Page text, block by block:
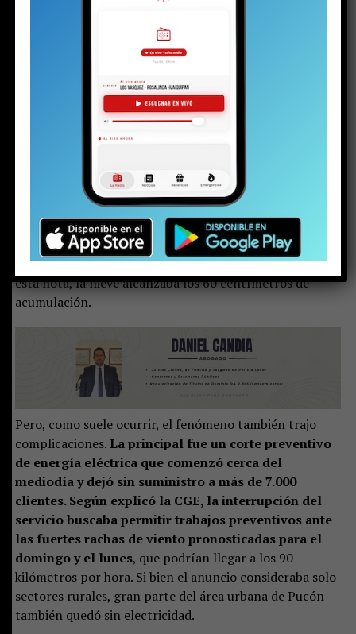
Hasta 60 centímetros de nieve se acumulan en
los sectores altos de la comuna. Para el
domingo y el lunes, el puelche aparece como
la principal amenaza, con ráfagas que podrían
alcanzar los 90 kilómetros por hora.
(Apoya el periodismo local e independiente
El aviso de nevada del pronóstico se cumplió.
fenómeno climático comenzó la tarde del viernes, se
intensificó durante la madrugada del sábado y, ya
por la mañana, el manto blanco cubría gran parte
del Pucón rural.En los sectores más altos, al cierre de
esta nota, la nieve alcanzaba los 60 centímetros de
acumulación.
Pero, como suele ocurrir, el fenómeno también trajo
complicaciones. La principal fue un corte preventivo
de energía eléctrica que comenzó cerca del
mediodía y dejó sin suministro a más de 7.000
clientes. Según explicó la CGE, la interrupción del
servicio buscaba permitir trabajos preventivos ante
las fuertes rachas de viento pronosticadas para el
domingo y el lunes, que podrían llegar a los 90
kilómetros por hora. Si bien el anuncio consideraba solo
sectores rurales, gran parte del área urbana de Pucón
también quedó sin electricidad.